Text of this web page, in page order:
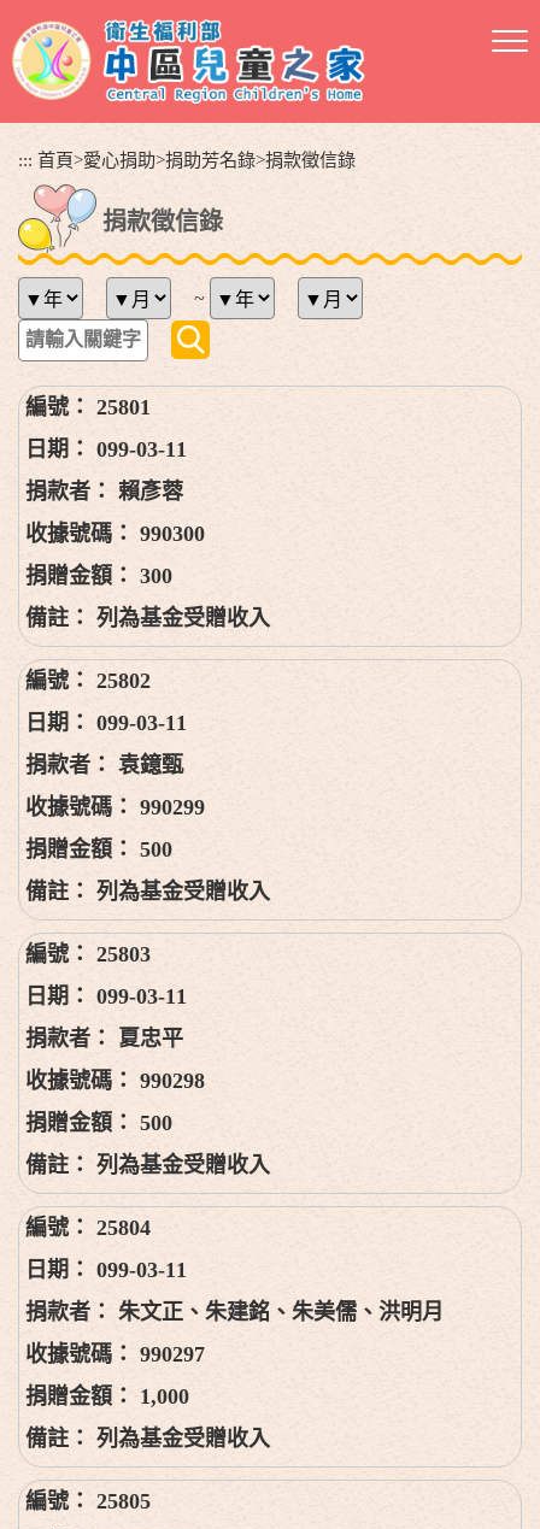
到
主
::: 首頁>愛心捐助>捐助芳名錄>捐款徵信錄
捐款徵信錄
~
25801
099-03-11
賴彥蓉
990300
300
列為基金受贈收入
25802
099-03-11
袁鐿甄
990299
500
列為基金受贈收入
25803
099-03-11
夏忠平
990298
500
列為基金受贈收入
25804
099-03-11
朱文正、朱建銘、朱美儒、洪明月
990297
1,000
列為基金受贈收入
25805